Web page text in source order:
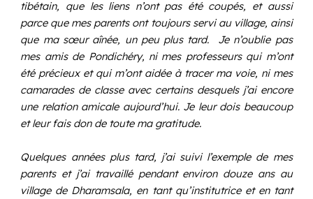
tibétain, que les liens n’ont pas été coupés, et aussi
parce que mes parents ont toujours servi au village, ainsi
que ma sœur aînée, un peu plus tard. Je n’oublie pas
mes amis de Pondichéry, ni mes professeurs qui m’ont
été précieux et qui m’ont aidée à tracer ma voie, ni mes
camarades de classe avec certains desquels j’ai encore
une relation amicale aujourd’hui. Je leur dois beaucoup
et leur fais don de toute ma gratitude.
Quelques années plus tard, j’ai suivi l’exemple de mes
parents et j’ai travaillé pendant environ douze ans au
village de Dharamsala, en tant qu’institutrice et en tant